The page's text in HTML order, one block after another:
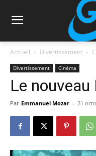
Accueil Divertissement
Divertissement Cinéma
Le nouveau
Par Emmanuel Mozar - 21